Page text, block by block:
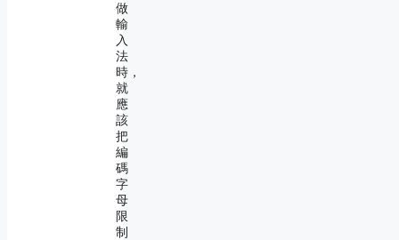
做
輸
入
法
時，
就
應
該
把
編
碼
字
母
限
制